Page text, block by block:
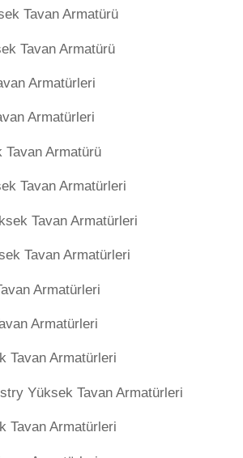
Tavan Armatürü
Tavan Armatürü
Armatürleri
Armatürleri
Tavan Armatürü
Tavan Armatürleri
Tavan Armatürleri
Tavan Armatürleri
Armatürleri
Armatürleri
Tavan Armatürleri
Yüksek Tavan Armatürleri
Tavan Armatürleri